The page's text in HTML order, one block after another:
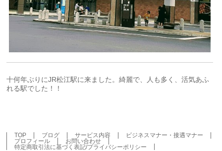
十何年ぶりにJR松江駅に来ました。綺麗で、人も多く、活気あふ
れる駅でした！！
TOP ブログ サービス内容
ビジネスマナー・接遇マナー
プロフィール
お問い合わせ
特定商取引法に基づく表記/プライバシーポリシー